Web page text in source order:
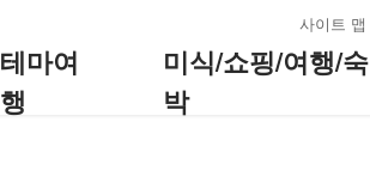
사이트 맵
테마여
행
미식/쇼핑/여행/숙
박